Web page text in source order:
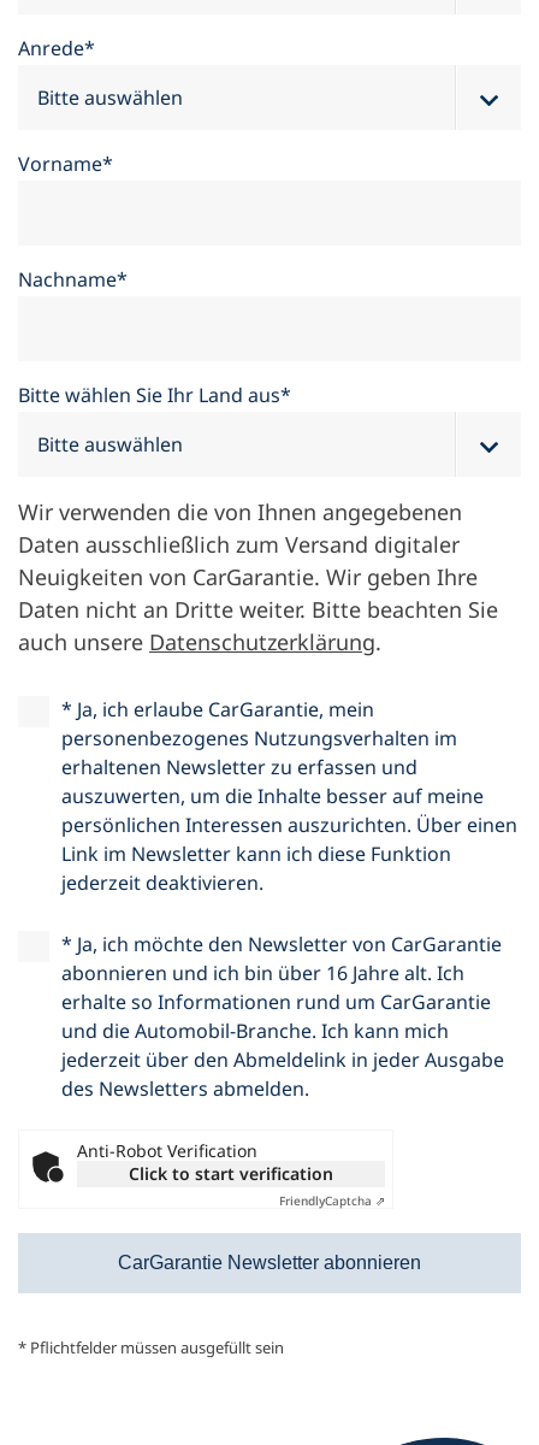
Anrede*
Vorname*
Nachname*
Bitte wählen Sie Ihr Land aus*
Wir verwenden die von Ihnen angegebenen
Daten ausschließlich zum Versand digitaler
Neuigkeiten von CarGarantie. Wir geben Ihre
Daten nicht an Dritte weiter. Bitte beachten Sie
auch unsere Datenschutzerklärung.
* Ja, ich erlaube CarGarantie, mein
personenbezogenes Nutzungsverhalten im
erhaltenen Newsletter zu erfassen und
auszuwerten, um die Inhalte besser auf meine
persönlichen Interessen auszurichten. Über einen
Link im Newsletter kann ich diese Funktion
jederzeit deaktivieren.
* Ja, ich möchte den Newsletter von CarGarantie
abonnieren und ich bin über 16 Jahre alt. Ich
erhalte so Informationen rund um CarGarantie
und die Automobil-Branche. Ich kann mich
jederzeit über den Abmeldelink in jeder Ausgabe
des Newsletters abmelden.
Anti-Robot Verification
Click to start verification
FriendlyCaptcha ⇗
* Pflichtfelder müssen ausgefüllt sein